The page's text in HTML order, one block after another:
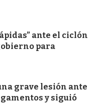
ante el ciclón
para
grave lesión ante
y siguió